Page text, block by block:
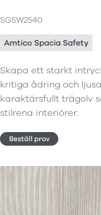
SG5W2540
Amtico Spacia Safety
Skapa ett starkt
kritiga ådring och
karaktärsfullt trägolv
stilrena interiörer.
Beställ prov